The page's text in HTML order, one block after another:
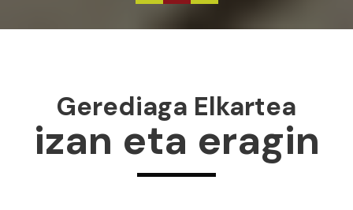
Gerediaga Elkartea
izan eta eragin